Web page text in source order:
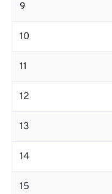
9
10
11
12
13
14
15